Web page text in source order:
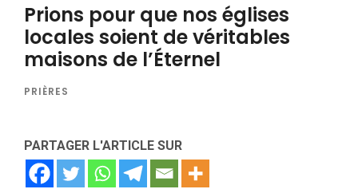
Prions pour que nos églises
locales soient de véritables
maisons de l’Éternel
PRIÈRES
PARTAGER L'ARTICLE SUR